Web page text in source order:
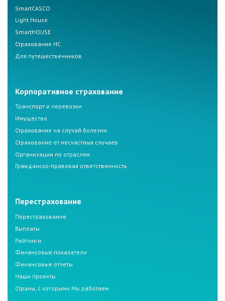
SmartCASCO
Light House
SmartHOUSE
Страхование НС
Для путешественников
Корпоративное страхование
Транспорт и перевозки
Имущество
Страхование на случай болезни
Страхование от несчастных случаев
Организации по отраслям
Гражданско-правовая ответственность
Перестрахование
Перестрахование
Выплаты
Рейтинги
Финансовые показатели
Финансовые отчеты
Наши проекты
Страны, с которыми Мы работаем